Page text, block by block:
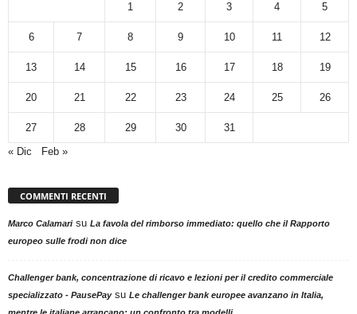
1 2 3 4 5
6 7 8 9 10 11 12
13 14 15 16 17 18 19
20 21 22 23 24 25 26
27 28 29 30
31
« Dic
Feb »
COMMENTI RECENTI
Marco Calamarisu La favola del rimborso immediato: quello che il Rapporto
europeo sulle frodi non dice
Challenger bank, concentrazione di ricavo e lezioni per il credito commerciale
specializzato - PausePaysu Le challenger bank europee avanzano in Italia,